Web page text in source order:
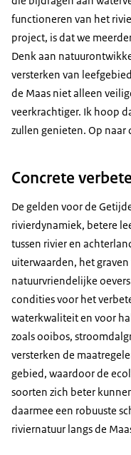
functioneren van het
project, is dat we
Denk aan
versterken van
de Maas niet alleen
veerkrachtiger. Ik hoop
zullen genieten. Op naar
Concrete
De gelden voor de
rivierdynamiek, betere
tussen rivier en
uiterwaarden, het
natuurvriendelijke
condities voor het
waterkwaliteit en voor
zoals ooibos,
versterken de
gebied, waardoor de
soorten zich beter
daarmee een robuuste
riviernatuur langs de